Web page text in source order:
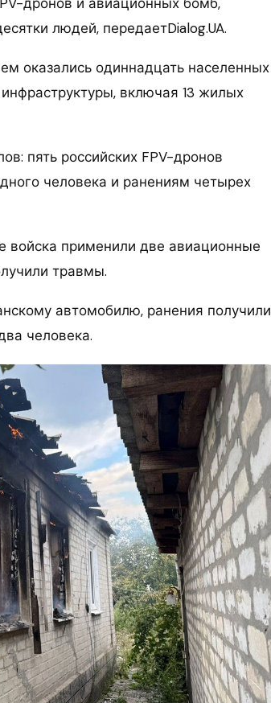
людей, передаетDialog.UA.
оказались одиннадцать населенных
включая 13 жилых
пять российских FPV-дронов
человека и ранениям четырех
войска применили две авиационные
травмы.
автомобилю, ранения получили
человека.